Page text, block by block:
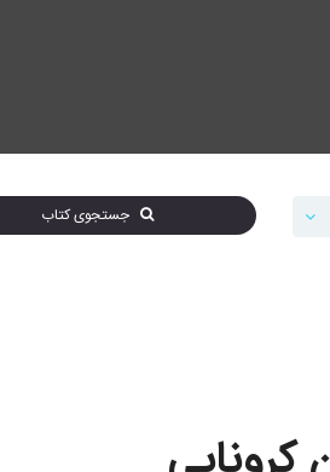
جستجوی کتاب